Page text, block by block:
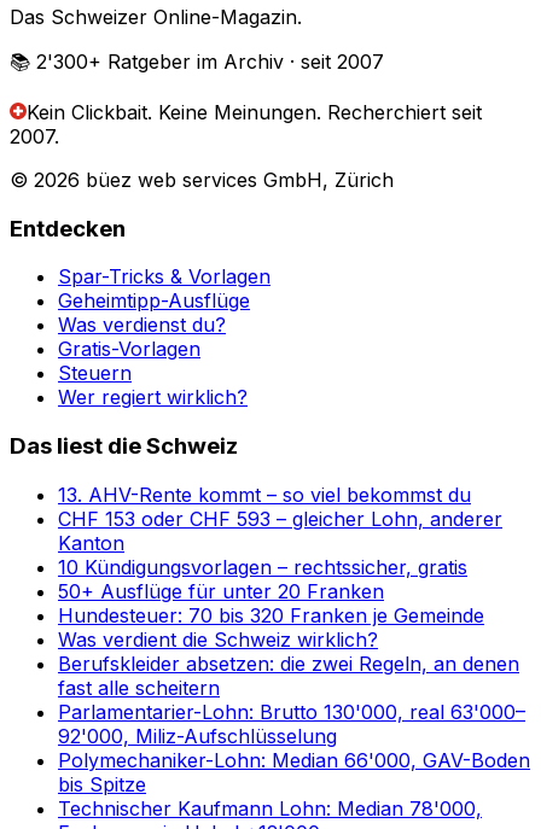
Das Schweizer Online-Magazin.
📚 2'300+ Ratgeber im Archiv · seit 2007
Kein Clickbait. Keine Meinungen. Recherchiert seit
2007.
© 2026 büez web services GmbH, Zürich
Entdecken
Spar-Tricks & Vorlagen
Geheimtipp-Ausflüge
Was verdienst du?
Gratis-Vorlagen
Steuern
Wer regiert wirklich?
Das liest die Schweiz
13. AHV-Rente kommt – so viel bekommst du
CHF 153 oder CHF 593 – gleicher Lohn, anderer
Kanton
10 Kündigungsvorlagen – rechtssicher, gratis
50+ Ausflüge für unter 20 Franken
Hundesteuer: 70 bis 320 Franken je Gemeinde
Was verdient die Schweiz wirklich?
Berufskleider absetzen: die zwei Regeln, an denen
fast alle scheitern
Parlamentarier-Lohn: Brutto 130'000, real 63'000–
92'000, Miliz-Aufschlüsselung
Polymechaniker-Lohn: Median 66'000, GAV-Boden
bis Spitze
Technischer Kaufmann Lohn: Median 78'000,